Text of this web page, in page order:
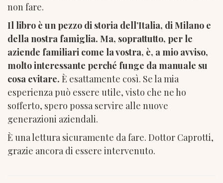
non fare.
Il libro è un pezzo di storia dell’Italia, di Milano e
della nostra famiglia. Ma, soprattutto, per le
aziende familiari come la vostra, è, a mio avviso,
molto interessante perché funge da manuale su
cosa evitare. È esattamente così. Se la mia
esperienza può essere utile, visto che ne ho
sofferto, spero possa servire alle nuove
generazioni aziendali.
È una lettura sicuramente da fare. Dottor Caprotti,
grazie ancora di essere intervenuto.